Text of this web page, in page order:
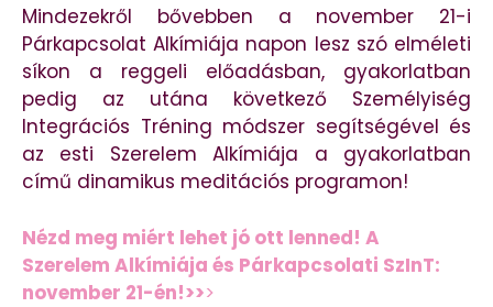
Mindezekről bővebben a november 21-i
Párkapcsolat Alkímiája napon lesz szó elméleti
síkon a reggeli előadásban, gyakorlatban
pedig az utána következő Személyiség
Integrációs Tréning módszer segítségével és
az esti Szerelem Alkímiája a gyakorlatban
című dinamikus meditációs programon!
Nézd meg miért lehet jó ott lenned! A
Szerelem Alkímiája és Párkapcsolati SzInT:
november 21-én!>>>